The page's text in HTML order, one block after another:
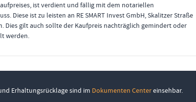
ist verdient und fällig mit dem notariellen
Diese ist zu leisten an RE SMART Invest GmbH, Skalitzer Straße
Dies gilt auch sollte der Kaufpreis nachträglich gemindert oder
werden.
Erhaltungsrücklage sind im Dokumenten Centereinsehbar.